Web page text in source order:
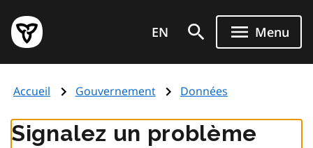
au
contenu
principal
Page
d'accueil
de
EN Menu
Accueil Gouvernement Données
Signalez un problème